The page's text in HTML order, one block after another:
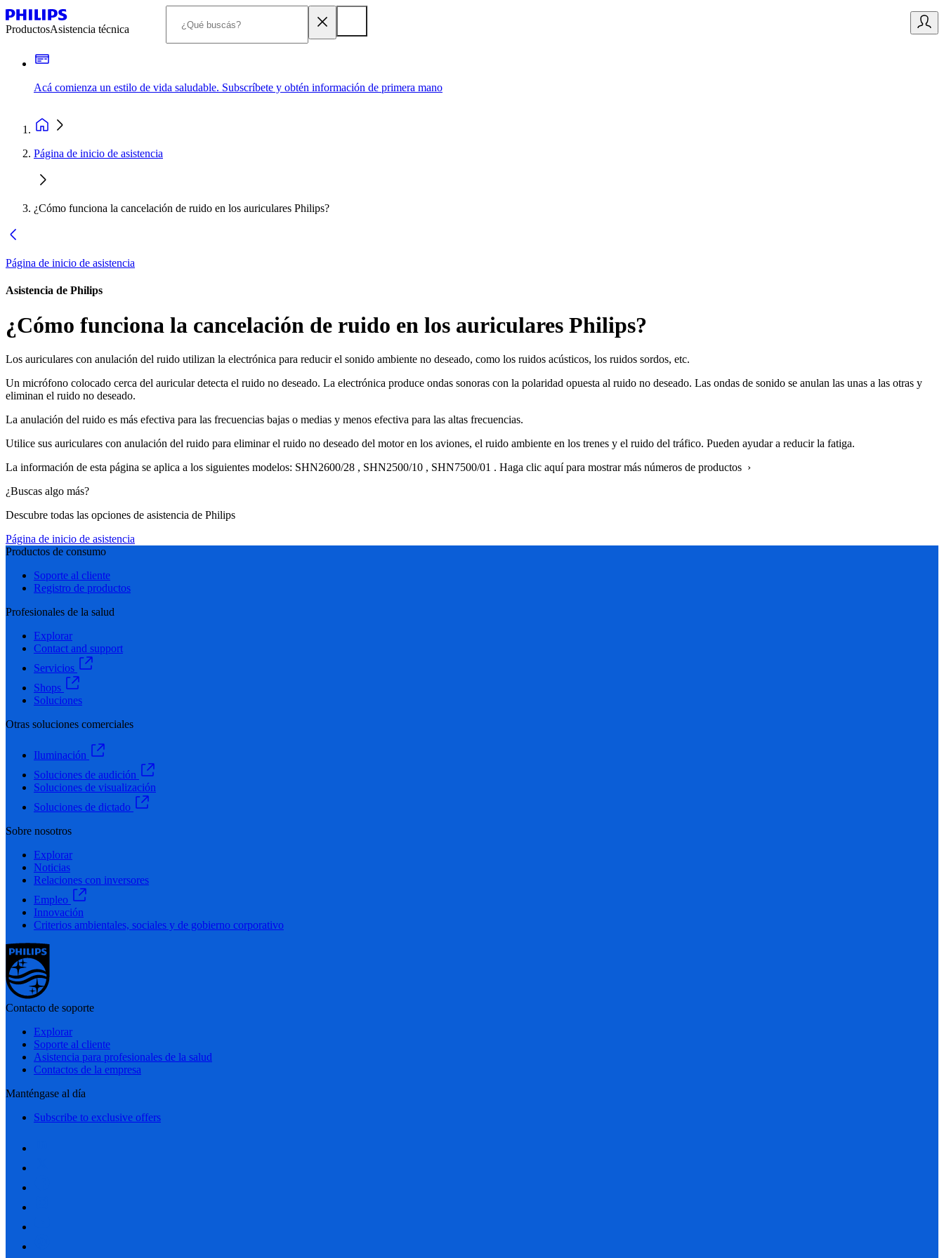
ProductosAsistencia técnica
Acá comienza un estilo de vida saludable. Subscríbete y obtén información de primera mano
Página de inicio de asistencia
¿Cómo funciona la cancelación de ruido en los auriculares Philips?
Página de inicio de asistencia
Asistencia de Philips
¿Cómo funciona la cancelación de ruido en los auriculares Philips?
Los auriculares con anulación del ruido utilizan la electrónica para reducir el sonido ambiente no deseado, como los ruidos acústicos, los ruidos sordos, etc.
Un micrófono colocado cerca del auricular detecta el ruido no deseado. La electrónica produce ondas sonoras con la polaridad opuesta al ruido no deseado. Las ondas de sonido se anulan las unas a las otras y
eliminan el ruido no deseado.
La anulación del ruido es más efectiva para las frecuencias bajas o medias y menos efectiva para las altas frecuencias.
Utilice sus auriculares con anulación del ruido para eliminar el ruido no deseado del motor en los aviones, el ruido ambiente en los trenes y el ruido del tráfico. Pueden ayudar a reducir la fatiga.
La información de esta página se aplica a los siguientes modelos: SHN2600/28 , SHN2500/10 , SHN7500/01 . Haga clic aquí para mostrar más números de productos ›
¿Buscas algo más?
Descubre todas las opciones de asistencia de Philips
Página de inicio de asistencia
Productos de consumo
Soporte al cliente
Registro de productos
Profesionales de la salud
Explorar
Contact and support
Servicios
Shops
Soluciones
Otras soluciones comerciales
Iluminación
Soluciones de audición
Soluciones de visualización
Soluciones de dictado
Sobre nosotros
Explorar
Noticias
Relaciones con inversores
Empleo
Innovación
Criterios ambientales, sociales y de gobierno corporativo
Contacto de soporte
Explorar
Soporte al cliente
Asistencia para profesionales de la salud
Contactos de la empresa
Manténgase al día
Subscribe to exclusive offers